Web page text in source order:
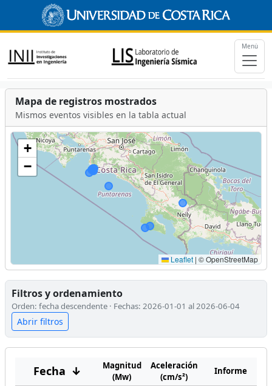
Menú
Mapa de registros mostrados
Mismos eventos visibles en la tabla actual
+
−
Leaflet | © OpenStreetMap
Filtros y ordenamiento
Orden: fecha descendente · Fechas: 2026-01-01 al 2026-06-04
Abrir filtros
Fecha ↓
Magnitud
(Mw)
Aceleración
(cm/s²)
Informe